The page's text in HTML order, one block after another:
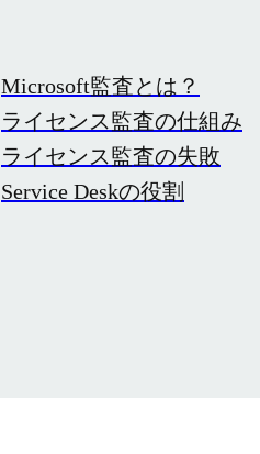
Microsoft監査とは？
ライセンス監査の仕組み
ライセンス監査の失敗
Service Deskの役割